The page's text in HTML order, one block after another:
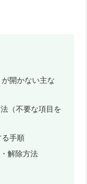
開かない主な
（不要な項目を
る手順
解除方法